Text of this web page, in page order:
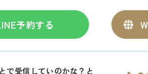
予約する
で受信していのかな？と